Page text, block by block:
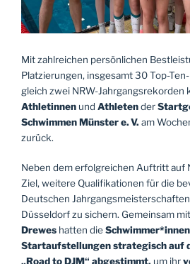
Mit zahlreichen persönlichen
Platzierungen, insgesamt 30 Top-
gleich zwei NRW-Jahrgangsrekorden
Athletinnen und Athletender
Schwimmen Münster e. V. am
zurück.
Neben dem erfolgreichen Auftritt auf
Ziel, weitere Qualifikationen für die
Deutschen
Düsseldorf zu sichern. Gemeinsam mit
Drewes hatten dieSchwimmer*innen
Startaufstellungenstrategisch auf
„Road to DJM“ abgestimmt, um ihr